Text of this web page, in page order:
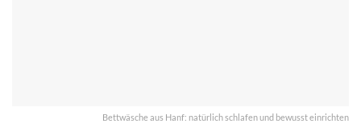
Bettwäsche aus Hanf: natürlich schlafen und bewusst einrichten